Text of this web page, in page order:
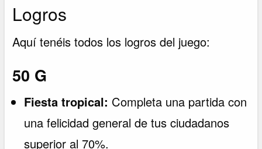
Logros
Aquí tenéis todos los logros del juego:
50 G
Fiesta tropical: Completa una partida con
una felicidad general de tus ciudadanos
superior al 70%.